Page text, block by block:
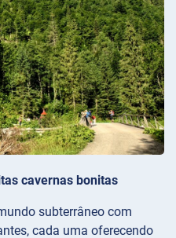
cavernas bonitas
subterrâneo com
cada uma oferecendo